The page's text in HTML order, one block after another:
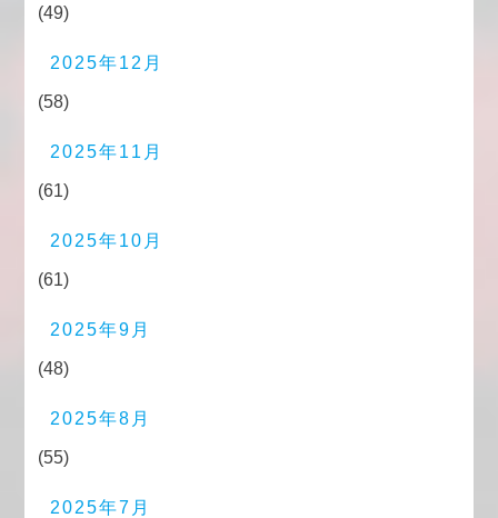
(49)
2025年12月
(58)
2025年11月
(61)
2025年10月
(61)
2025年9月
(48)
2025年8月
(55)
2025年7月